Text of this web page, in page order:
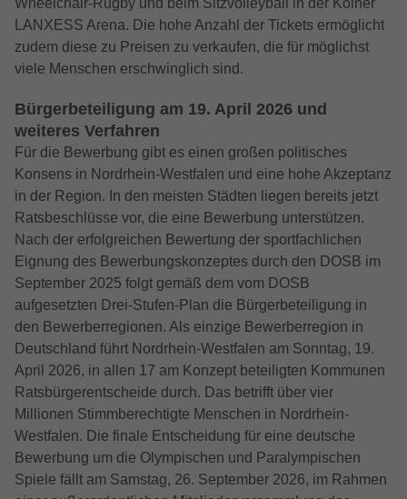
LANXESS Arena. Die hohe Anzahl der Tickets ermöglicht
zudem diese zu Preisen zu verkaufen, die für möglichst
viele Menschen erschwinglich sind.
Bürgerbeteiligung am 19. April 2026 und
weiteres Verfahren
Für die Bewerbung gibt es einen großen politisches
Konsens in Nordrhein-Westfalen und eine hohe Akzeptanz
in der Region. In den meisten Städten liegen bereits jetzt
Ratsbeschlüsse vor, die eine Bewerbung unterstützen.
Nach der erfolgreichen Bewertung der sportfachlichen
Eignung des Bewerbungskonzeptes durch den DOSB im
September 2025 folgt gemäß dem vom DOSB
aufgesetzten Drei-Stufen-Plan die Bürgerbeteiligung in
den Bewerberregionen. Als einzige Bewerberregion in
Deutschland führt Nordrhein-Westfalen am Sonntag, 19.
April 2026, in allen 17 am Konzept beteiligten Kommunen
Ratsbürgerentscheide durch. Das betrifft über vier
Millionen Stimmberechtigte Menschen in Nordrhein-
Westfalen. Die finale Entscheidung für eine deutsche
Bewerbung um die Olympischen und Paralympischen
Spiele fällt am Samstag, 26. September 2026, im Rahmen